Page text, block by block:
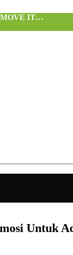
IT…
Untuk